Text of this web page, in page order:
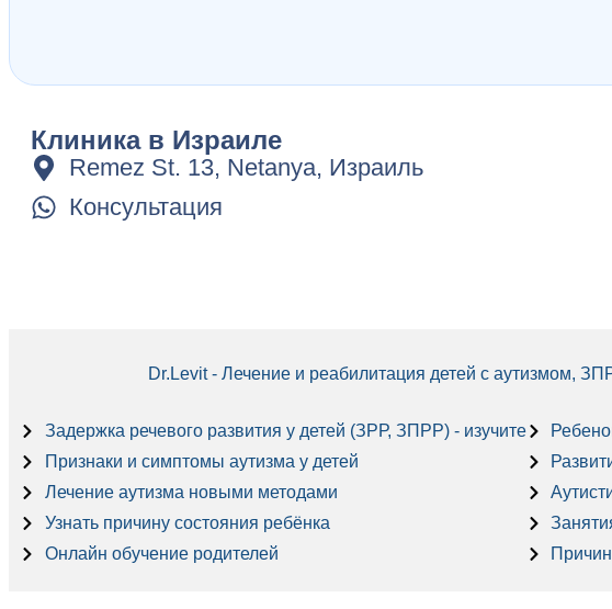
Клиника в Израиле
Remez St. 13, Netanya, Израиль
Консультация
Dr.Levit - Лечение и реабилитация детей с аутизмом,
Задержка речевого развития у детей (ЗРР, ЗПРР) - изучите
Признаки и симптомы аутизма у детей
Лечение аутизма новыми методами
Узнать причину состояния ребёнка
Онлайн обучение родителей